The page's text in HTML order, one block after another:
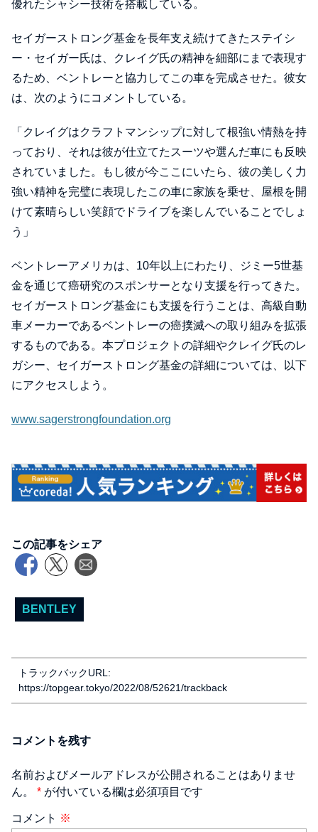
優れたシャシー技術を搭載している。
セイガーストロング基金を長年支え続けてきたステイシ
ー・セイガー氏は、クレイグ氏の精神を細部にまで表現す
るため、ベントレーと協力してこの車を完成させた。彼女
は、次のようにコメントしている。
「クレイグはクラフトマンシップに対して根強い情熱を持
っており、それは彼が仕立てたスーツや選んだ車にも反映
されていました。もし彼が今ここにいたら、彼の美しく力
強い精神を完璧に表現したこの車に家族を乗せ、屋根を開
けて素晴らしい笑顔でドライブを楽しんでいることでしょ
う」
ベントレーアメリカは、10年以上にわたり、ジミー5世基
金を通じて癌研究のスポンサーとなり支援を行ってきた。
セイガーストロング基金にも支援を行うことは、高級自動
車メーカーであるベントレーの癌撲滅への取り組みを拡張
するものである。本プロジェクトの詳細やクレイグ氏のレ
ガシー、セイガーストロング基金の詳細については、以下
にアクセスしよう。
www.sagerstrongfoundation.org
この記事をシェア
BENTLEY
トラックバックURL:
https://topgear.tokyo/2022/08/52621/trackback
コメントを残す
名前およびメールアドレスが公開されることはありませ
ん。 * が付いている欄は必須項目です
コメント ※